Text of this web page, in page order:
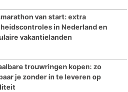
van start: extra
in Nederland en
vakantielanden
trouwringen kopen: zo
je zonder in te leveren op